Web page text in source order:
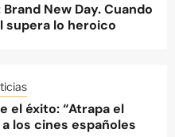
New Day. Cuando
supera lo heroico
el éxito: “Atrapa el
los cines españoles